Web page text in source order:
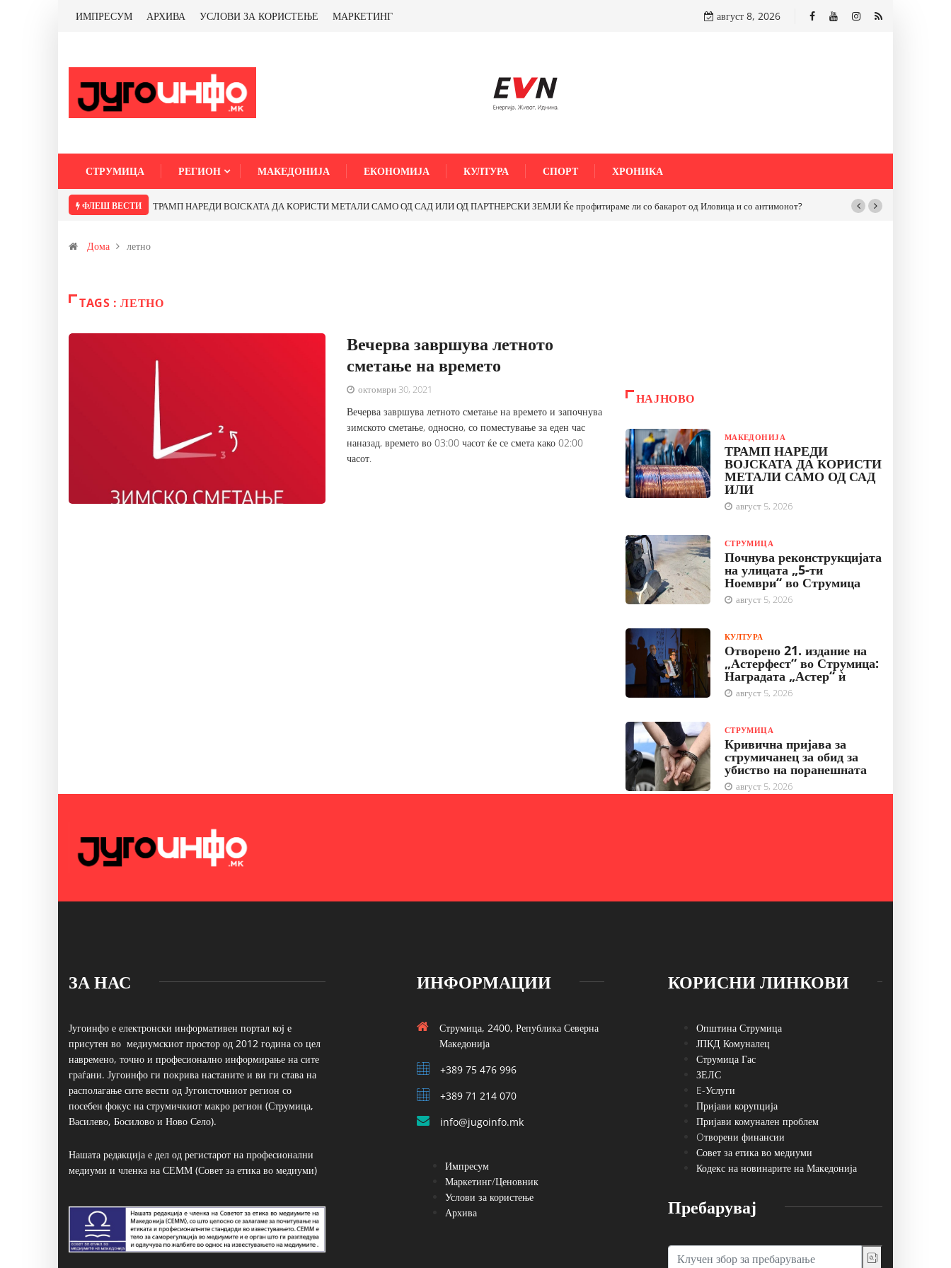
ИМПРЕСУМ АРХИВА УСЛОВИ ЗА КОРИСТЕЊЕ МАРКЕТИНГ август 8, 2026
СТРУМИЦА РЕГИОН МАКЕДОНИЈА ЕКОНОМИЈА КУЛТУРА СПОРТ ХРОНИКА
ФЛЕШ ВЕСТИ ТРАМП НАРЕДИ ВОЈСКАТА ДА КОРИСТИ МЕТАЛИ САМО ОД САД ИЛИ ОД ПАРТНЕРСКИ ЗЕМЈИ Ќе профитираме ли со бакарот од Иловица и со антимонот?
Дома летно
TAGS : ЛЕТНО
Вечерва завршува летното
сметање на времето
октомври 30, 2021
Вечерва завршува летното сметање на времето и започнува
зимското сметање, односно, со поместување за еден час
наназад, времето во 03:00 часот ќе се смета како 02:00
часот.
НАЈНОВО
МАКЕДОНИЈА
ТРАМП НАРЕДИ
ВОЈСКАТА ДА КОРИСТИ
МЕТАЛИ САМО ОД САД
ИЛИ
август 5, 2026
СТРУМИЦА
Почнува реконструкцијата
на улицата „5-ти
Ноември“ во Струмица
август 5, 2026
КУЛТУРА
Отворено 21. издание на
„Астерфест“ во Струмица:
Наградата „Астер“ ѝ
август 5, 2026
СТРУМИЦА
Кривична пријава за
струмичанец за обид за
убиство на поранешната
август 5, 2026
ЗА НАС
Југоинфо е електронски информативен портал кој е
присутен во медиумскиот простор од 2012 година со цел
навремено, точно и професионално информирање на сите
граѓани. Југоинфо ги покрива настаните и ви ги става на
располагање сите вести од Југоисточниот регион со
посебен фокус на струмичкиот макро регион (Струмица,
Василево, Босилово и Ново Село).
Нашата редакција е дел од регистарот на професионални
медиуми и членка на СЕММ (Совет за етика во медиуми)
ИНФОРМАЦИИ
Струмица, 2400, Република Северна
Македонија
+389 75 476 996
+389 71 214 070
info@jugoinfo.mk
Импресум
Маркетинг/Ценовник
Услови за користење
Архива
КОРИСНИ ЛИНКОВИ
Општина Струмица
ЈПКД Комуналец
Струмица Гас
ЗЕЛС
E-Услуги
Пријави корупција
Пријави комунален проблем
Oтворени финансии
Совет за етика во медиуми
Кодекс на новинарите на Македонија
Пребарувај